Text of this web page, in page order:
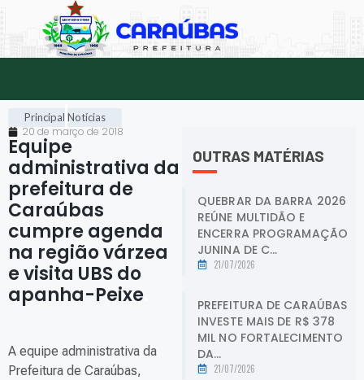
Principal Notícias
20 de março de 2018
Equipe
administrativa da
prefeitura de
Caraúbas
cumpre agenda
na região várzea
e visita UBS do
apanha-Peixe
A equipe administrativa da
Prefeitura de Caraúbas,
OUTRAS MATÉRIAS
QUEBRAR DA BARRA 2026
REÚNE MULTIDÃO E
ENCERRA PROGRAMAÇÃO
JUNINA DE C...
21/07/2026
PREFEITURA DE CARAÚBAS
INVESTE MAIS DE R$ 378
MIL NO FORTALECIMENTO
DA...
21/07/2026